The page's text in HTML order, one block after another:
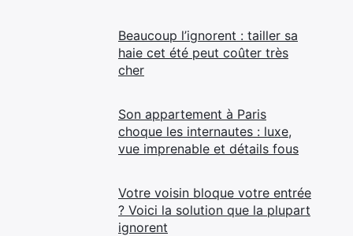
Beaucoup l’ignorent : tailler sa
haie cet été peut coûter très
cher
Son appartement à Paris
choque les internautes : luxe,
vue imprenable et détails fous
Votre voisin bloque votre entrée
? Voici la solution que la plupart
ignorent